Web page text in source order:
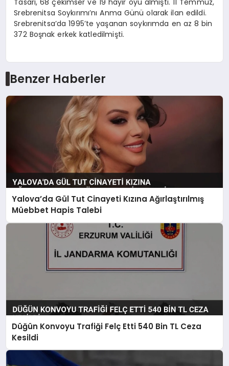
Srebrenitsa Soykırımı’nı Anma Günü olarak ilan edildi.
Srebrenitsa’da 1995’te yaşanan soykırımda en az 8 bin
372 Boşnak erkek katledilmişti.
Benzer Haberler
Yalova’da Gül Tut Cinayeti Kızına Ağırlaştırılmış
Müebbet Hapis Talebi
Düğün Konvoyu Trafiği Felç Etti 540 Bin TL Ceza
Kesildi